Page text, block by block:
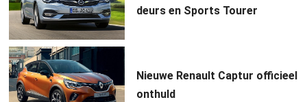
deurs en Sports Tourer
Nieuwe Renault Captur officieel
onthuld